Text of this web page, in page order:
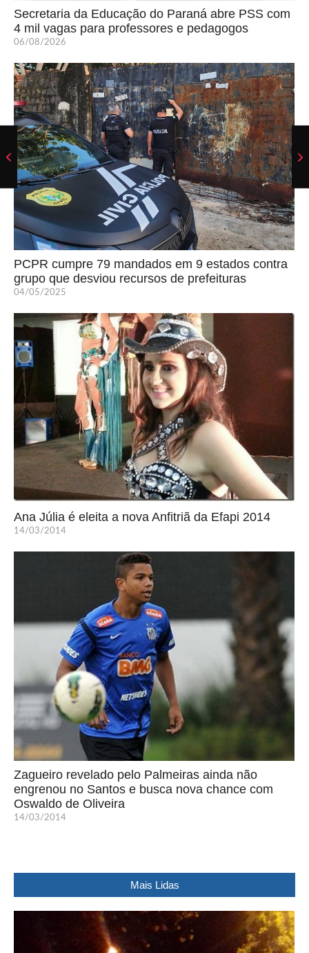
Secretaria da Educação do Paraná abre PSS com
4 mil vagas para professores e pedagogos
06/08/2026
PCPR cumpre 79 mandados em 9 estados contra
grupo que desviou recursos de prefeituras
04/05/2025
Ana Júlia é eleita a nova Anfitriã da Efapi 2014
14/03/2014
Zagueiro revelado pelo Palmeiras ainda não
engrenou no Santos e busca nova chance com
Oswaldo de Oliveira
14/03/2014
Mais Lidas